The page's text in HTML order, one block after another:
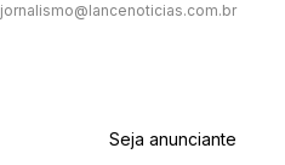
jornalismo@lancenoticias.com.br
Seja anunciante